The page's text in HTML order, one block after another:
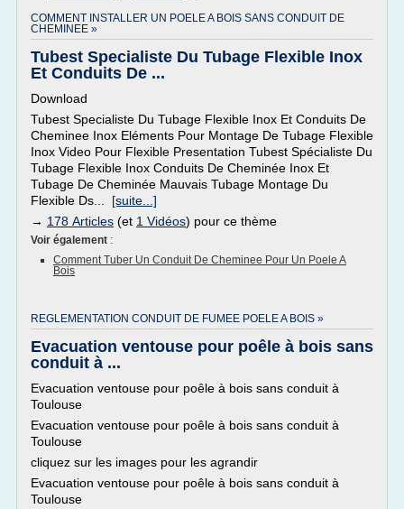
COMMENT INSTALLER UN POELE A BOIS SANS CONDUIT DE
CHEMINEE »
Tubest Specialiste Du Tubage Flexible Inox
Et Conduits De ...
Download
Tubest Specialiste Du Tubage Flexible Inox Et Conduits De
Cheminee Inox Eléments Pour Montage De Tubage Flexible
Inox Video Pour Flexible Presentation Tubest Spécialiste Du
Tubage Flexible Inox Conduits De Cheminée Inox Et
Tubage De Cheminée Mauvais Tubage Montage Du
Flexible Ds... [suite...]
→ 178 Articles (et 1 Vidéos) pour ce thème
Voir également :
Comment Tuber Un Conduit De Cheminee Pour Un Poele A
Bois
REGLEMENTATION CONDUIT DE FUMEE POELE A BOIS »
Evacuation ventouse pour poêle à bois sans
conduit à ...
Evacuation ventouse pour poêle à bois sans conduit à
Toulouse
Evacuation ventouse pour poêle à bois sans conduit à
Toulouse
cliquez sur les images pour les agrandir
Evacuation ventouse pour poêle à bois sans conduit à
Toulouse